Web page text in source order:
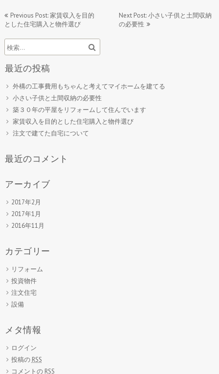
投
稿
ナ
ビ
ゲ
ー
シ
ョ
ン
Previous Post: 家賃収入を目的
とした住宅購入と物件選び
Next Post: 小さい子供と土間収納
の必要性
最近の投稿
外構の工事費用もちゃんと考えてマイホームを建てる
小さい子供と土間収納の必要性
築３０年の平屋をリフォームして住んでいます
家賃収入を目的とした住宅購入と物件選び
注文で建てた自宅について
最近のコメント
アーカイブ
2017年2月
2017年1月
2016年11月
カテゴリー
リフォーム
投資物件
注文住宅
設備
メタ情報
ログイン
投稿の RSS
コメントの RSS